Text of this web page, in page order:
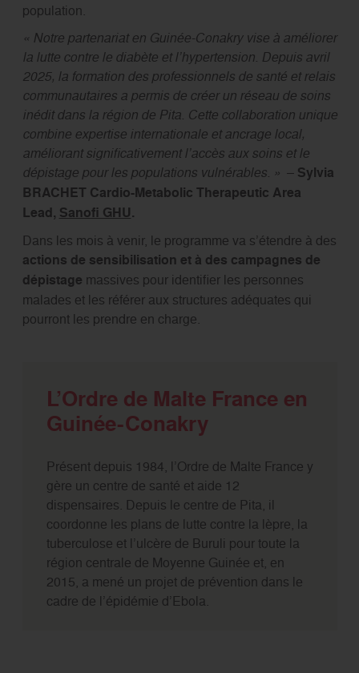
population.
« Notre partenariat en Guinée-Conakry vise à améliorer
la lutte contre le diabète et l’hypertension. Depuis avril
2025, la formation des professionnels de santé et relais
communautaires a permis de créer un réseau de soins
inédit dans la région de Pita. Cette collaboration unique
combine expertise internationale et ancrage local,
améliorant significativement l’accès aux soins et le
dépistage pour les populations vulnérables. » – Sylvia
BRACHET Cardio-Metabolic Therapeutic Area
Lead, Sanofi GHU.
Dans les mois à venir, le programme va s’étendre à des
actions de sensibilisation et à des campagnes de
dépistage massives pour identifier les personnes
malades et les référer aux structures adéquates qui
pourront les prendre en charge.
L’Ordre de Malte France en
Guinée-Conakry
Présent depuis 1984, l’Ordre de Malte France y
gère un centre de santé et aide 12
dispensaires. Depuis le centre de Pita, il
coordonne les plans de lutte contre la lèpre, la
tuberculose et l’ulcère de Buruli pour toute la
région centrale de Moyenne Guinée et, en
2015, a mené un projet de prévention dans le
cadre de l’épidémie d’Ebola.